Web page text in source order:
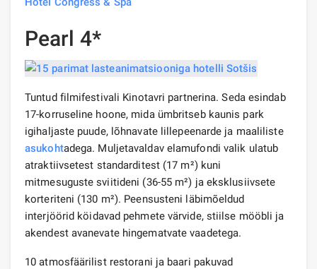
Pearl 4*
Tuntud filmifestivali Kinotavri partnerina. Seda esindab
17-korruseline hoone, mida ümbritseb kaunis park
igihaljaste puude, lõhnavate lillepeenarde ja maaliliste
asukohtadega. Muljetavaldav elamufondi valik ulatub
atraktiivsetest standarditest (17 m²) kuni
mitmesuguste sviitideni (36-55 m²) ja eksklusiivsete
korteriteni (130 m²). Peensusteni läbimõeldud
interjöörid köidavad pehmete värvide, stiilse mööbli ja
akendest avanevate hingematvate vaadetega.
10 atmosfäärilist restorani ja baari pakuvad